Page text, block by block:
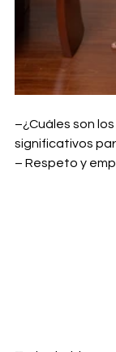
–¿Cuáles son
significativos
– Respeto y